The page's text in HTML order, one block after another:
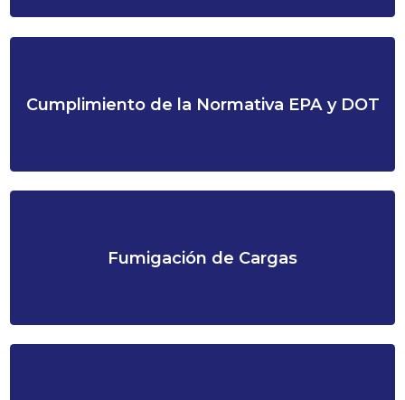
Cumplimiento de la Normativa EPA y DOT
Fumigación de Cargas